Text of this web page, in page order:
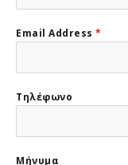
Email Address *
Τηλέφωνο
Μήνυμα